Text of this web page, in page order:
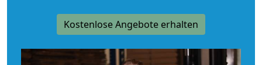
Kostenlose Angebote erhalten